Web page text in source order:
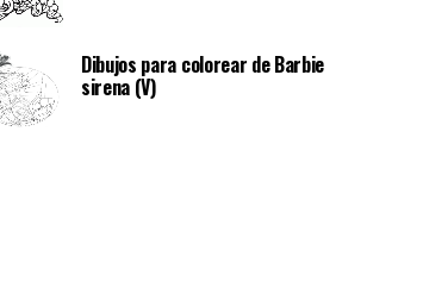
Dibujos para colorear de Barbie
sirena (V)